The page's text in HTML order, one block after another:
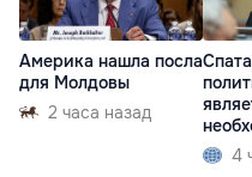
Америка нашла посла
для Молдовы
2 часа назад
4